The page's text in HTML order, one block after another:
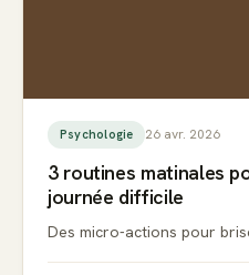
Psychologie 26 avr. 2026
3 routines matinales
journée difficile
Des micro-actions pour